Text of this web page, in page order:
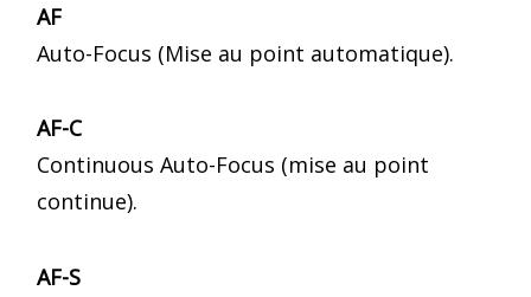
AF
Auto-Focus (Mise au point automatique).
AF-C
Continuous Auto-Focus (mise au point
continue).
AF-S